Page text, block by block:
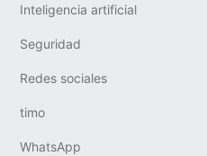
Inteligencia artificial
Seguridad
Redes sociales
timo
WhatsApp